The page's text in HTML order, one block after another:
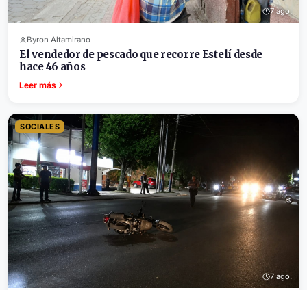
7 ago.
Byron Altamirano
El vendedor de pescado que recorre Estelí desde
hace 46 años
Leer más
SOCIALES
7 ago.